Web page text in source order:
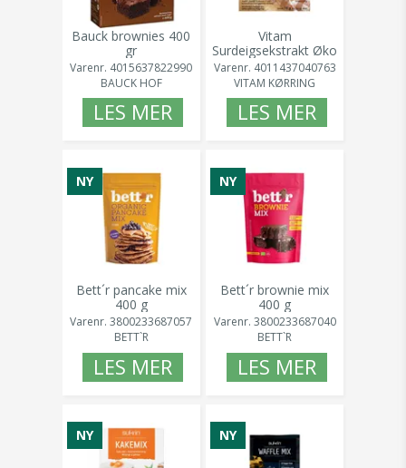
Bauck brownies 400
gr
Varenr. 4015637822990
BAUCK HOF
LES MER
Vitam
Surdeigsekstrakt Øko
15gr
Varenr. 4011437040763
VITAM KØRRING
LES MER
NY
Bett´r pancake mix
400 g
Varenr. 3800233687057
BETT`R
LES MER
NY
Bett´r brownie mix
400 g
Varenr. 3800233687040
BETT`R
LES MER
NY NY